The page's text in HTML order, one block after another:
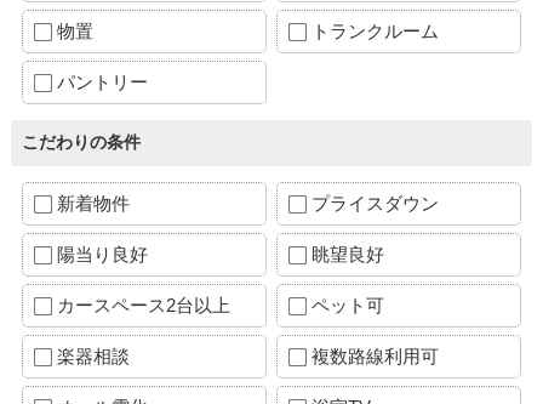
物置 トランクルーム
パントリー
こだわりの条件
新着物件 プライスダウン
陽当り良好 眺望良好
カースペース2台以上 ペット可
楽器相談 複数路線利用可